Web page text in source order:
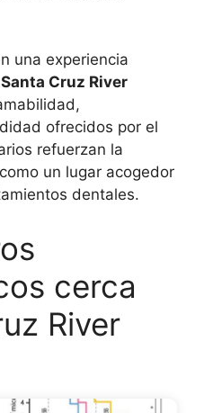
una experiencia
Santa Cruz River
ofrecidos por el
refuerzan la
un lugar acogedor
dentales.
cerca
River